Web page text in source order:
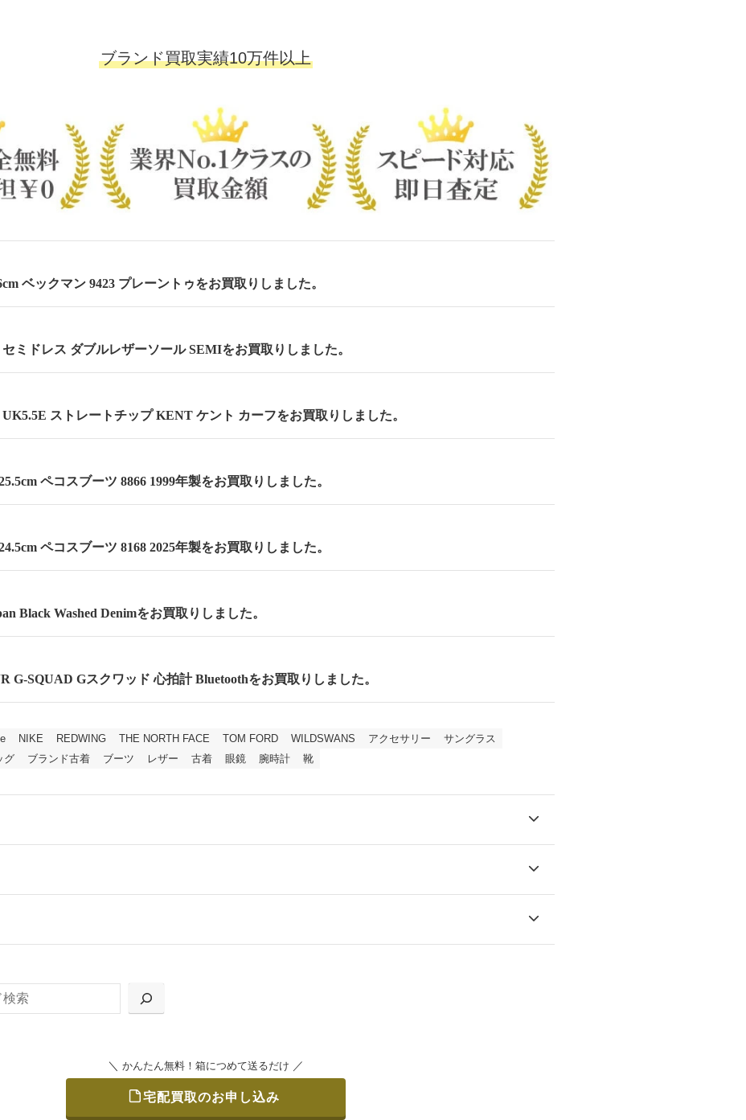
ブランド買取実績10万件以上
ベックマン 9423 プレーントゥをお買取りしました。
ミドレス ダブルレザーソール SEMIをお買取りしました。
ストレートチップ KENT ケント カーフをお買取りしました。
ペコスブーツ 8866 1999年製をお買取りしました。
ペコスブーツ 8168 2025年製をお買取りしました。
Black Washed Denimをお買取りしました。
G-SQUAD Gスクワッド 心拍計 Bluetoothをお買取りしました。
NIKE REDWING THE NORTH FACE TOM FORD WILDSWANS アクセサリー
サングラス
グ ブランド古着 ブーツ レザー 古着 眼鏡 腕時計 靴
要の「集荷申込」からお選びいただけます。
品をつめて、送るだけで簡単にご利用いただけます。
＼ かんたん無料！箱につめて送るだけ ／
宅配買取のお申し込み